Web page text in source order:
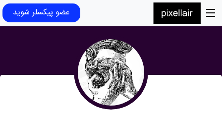
عضو پیکسلر شوید